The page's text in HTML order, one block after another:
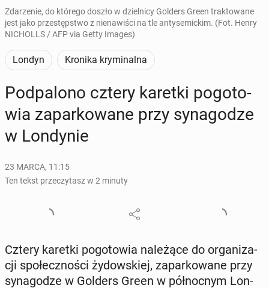
Zdarzenie, do którego doszło w dzielnicy Golders Green traktowane
jest jako przestępstwo z nienawiści na tle antysemickim. (Fot. Henry
NICHOLLS / AFP via Getty Images)
Londyn Kronika kryminalna
Pod­pa­lo­no cztery karetki po­go­to­
wia za­par­ko­wa­ne przy sy­na­go­dze
w Lon­dy­nie
23 MARCA, 11:15
Ten tekst przeczytasz w 2 minuty
Cztery karetki po­go­to­wia na­le­żą­ce do or­ga­ni­za­
cji spo­łecz­no­ści ży­dow­skiej, za­par­ko­wa­ne przy
sy­na­go­dze w Golders Green w pół­noc­nym Lon­